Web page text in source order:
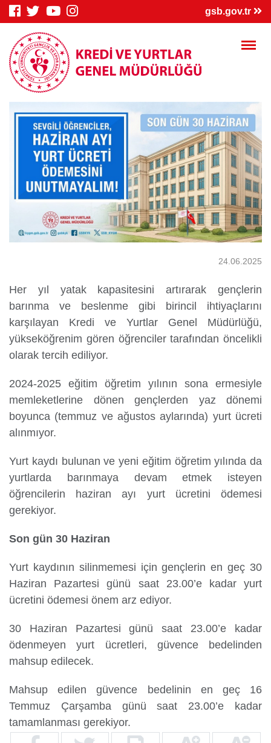
gsb.gov.tr
24.06.2025
Her yıl yatak kapasitesini artırarak gençlerin
barınma ve beslenme gibi birincil ihtiyaçlarını
karşılayan Kredi ve Yurtlar Genel Müdürlüğü,
yükseköğrenim gören öğrenciler tarafından öncelikli
olarak tercih ediliyor.
2024-2025 eğitim öğretim yılının sona ermesiyle
memleketlerine dönen gençlerden yaz dönemi
boyunca (temmuz ve ağustos aylarında) yurt ücreti
alınmıyor.
Yurt kaydı bulunan ve yeni eğitim öğretim yılında da
yurtlarda barınmaya devam etmek isteyen
öğrencilerin haziran ayı yurt ücretini ödemesi
gerekiyor.
Son gün 30 Haziran
Yurt kaydının silinmemesi için gençlerin en geç 30
Haziran Pazartesi günü saat 23.00’e kadar yurt
ücretini ödemesi önem arz ediyor.
30 Haziran Pazartesi günü saat 23.00’e kadar
ödenmeyen yurt ücretleri, güvence bedelinden
mahsup edilecek.
Mahsup edilen güvence bedelinin en geç 16
Temmuz Çarşamba günü saat 23.00’e kadar
tamamlanması gerekiyor.
×
Genç Bilgi
Sistemi
Spor Bilgi
Kredi/Yurt
İşlemleri
Kredi/Yurt E-
Ödeme
Kredi Borcu
Sorgula
Kredi/Bursum
Yattı mı?
Yurtdışı
Öğrenciler